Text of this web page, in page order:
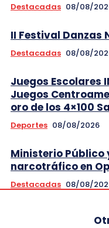
Destacadas 08/08/
II Festival Danzas
Destacadas 08/08/
Juegos Escolares
Juegos
oro de los 4×100
Deportes 08/08/2026
Ministerio Público
narcotráfico en
Destacadas 08/08/